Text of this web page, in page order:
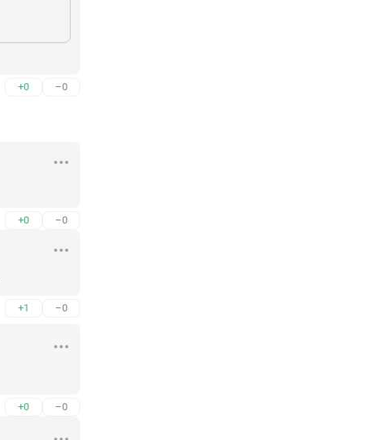
+0 –0
+0 –0
+1 –0
+0 –0